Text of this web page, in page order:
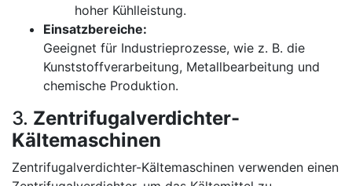
hoher Kühlleistung.
Einsatzbereiche:
Geeignet für Industrieprozesse, wie z. B. die
Kunststoffverarbeitung, Metallbearbeitung und
chemische Produktion.
3. Zentrifugalverdichter-
Kältemaschinen
Zentrifugalverdichter-Kältemaschinen verwenden einen